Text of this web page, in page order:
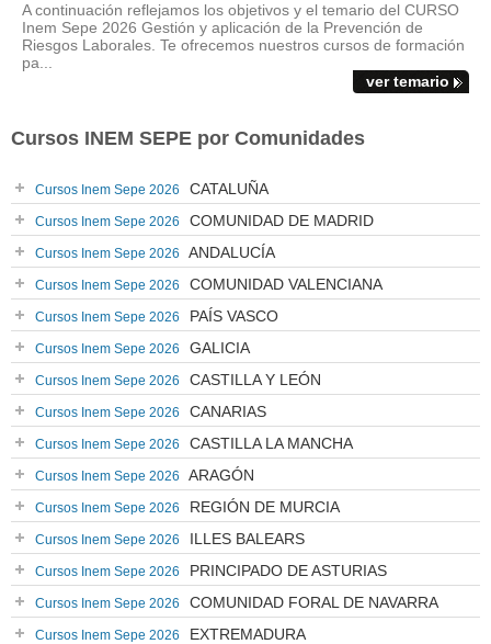
A continuación reflejamos los objetivos y el temario del CURSO
Inem Sepe 2026 Gestión y aplicación de la Prevención de
Riesgos Laborales. Te ofrecemos nuestros cursos de formación
pa...
ver temario
Cursos INEM SEPE por Comunidades
Cursos Inem Sepe 2026 CATALUÑA
Cursos Inem Sepe 2026 COMUNIDAD DE MADRID
Cursos Inem Sepe 2026 ANDALUCÍA
Cursos Inem Sepe 2026 COMUNIDAD VALENCIANA
Cursos Inem Sepe 2026 PAÍS VASCO
Cursos Inem Sepe 2026 GALICIA
Cursos Inem Sepe 2026 CASTILLA Y LEÓN
Cursos Inem Sepe 2026 CANARIAS
Cursos Inem Sepe 2026 CASTILLA LA MANCHA
Cursos Inem Sepe 2026 ARAGÓN
Cursos Inem Sepe 2026 REGIÓN DE MURCIA
Cursos Inem Sepe 2026 ILLES BALEARS
Cursos Inem Sepe 2026 PRINCIPADO DE ASTURIAS
Cursos Inem Sepe 2026 COMUNIDAD FORAL DE NAVARRA
Cursos Inem Sepe 2026 EXTREMADURA